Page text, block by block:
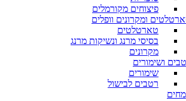
פיצוחים מקורמלים
ומקרונים וופלים
טארטלטים
בסיסי מרנג ונשיקות מרנג
מקרונים
ושימורים
שימורים
רטבים לבישול